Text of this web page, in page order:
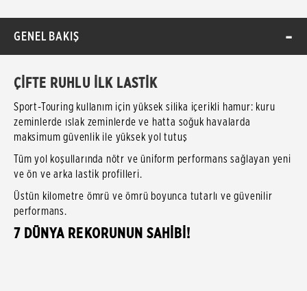
GENEL BAKIŞ
ÇİFTE RUHLU İLK LASTİK
Sport-Touring kullanım için yüksek silika içerikli hamur: kuru
zeminlerde ıslak zeminlerde ve hatta soğuk havalarda
maksimum güvenlik ile yüksek yol tutuş
Tüm yol koşullarında nötr ve üniform performans sağlayan yeni
ve ön ve arka lastik profilleri.
Üstün kilometre ömrü ve ömrü boyunca tutarlı ve güvenilir
performans.
7 DÜNYA REKORUNUN SAHİBİ!